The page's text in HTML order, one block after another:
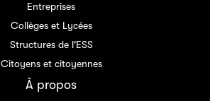
Entreprises
Collèges et Lycées
Structures de l'ESS
Citoyens et citoyennes
À propos